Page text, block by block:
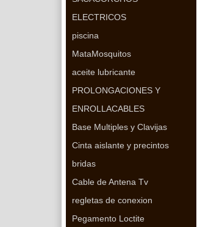
ELECTRICOS
piscina
MataMosquitos
aceite lubricante
PROLONGACIONES Y
ENROLLACABLES
Base Multiples y Clavijas
Cinta aislante y precintos
bridas
Cable de Antena Tv
regletas de conexion
Pegamento Loctite